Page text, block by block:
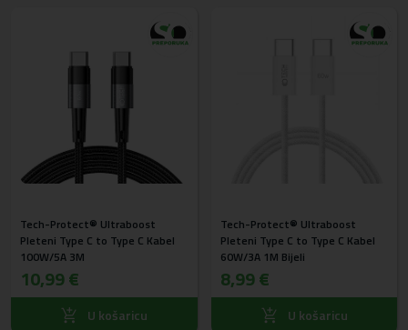
Tech-Protect® Ultraboost
Pleteni Type C to Type C Kabel
100W/5A 3M
10,99 €
U košaricu
Tech-Protect® Ultraboost
Pleteni Type C to Type C Kabel
60W/3A 1M Bijeli
8,99 €
U košaricu